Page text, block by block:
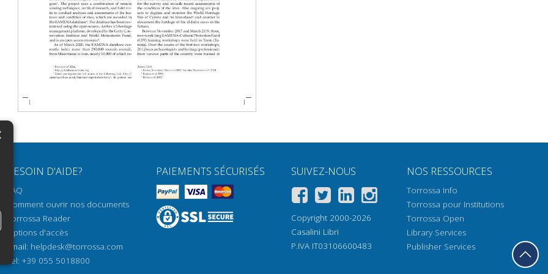
BESOIN D'AIDE?
FAQ
Comment ouvrir nos documents
Torrossa Reader
Options d'accès
Email: helpdesk@torrossa.com
Tel: +39 055 5018800
PAIEMENTS SÉCURISÉS SUIVEZ-NOUS
Copyright 2000-2026
Casalini Libri
P.IVA IT03106600483
NOS RESSOURCES
Torrossa Info
Torrossa pour Institutions
Torrossa Open
Library Services
Publisher Services